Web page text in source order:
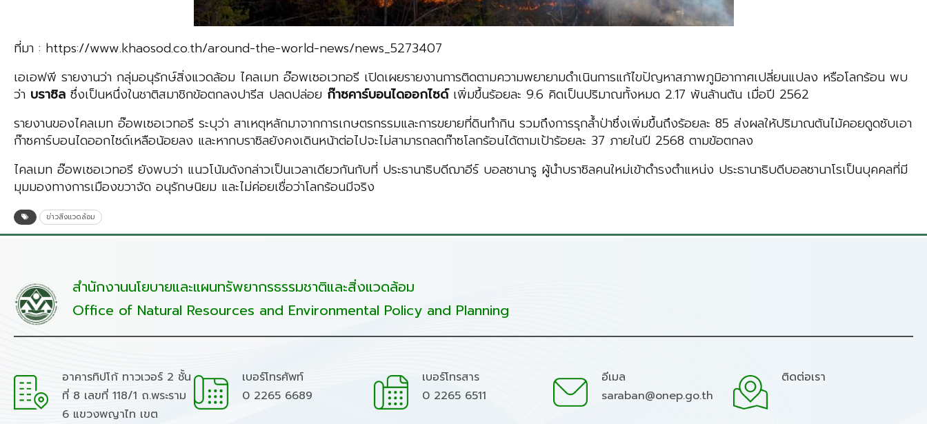
ที่มา : https://www.khaosod.co.th/around-the-world-news/news_5273407
เอเอฟพี รายงานว่า กลุ่มอนุรักษ์สิ่งแวดล้อม ไคลเมท อ๊อพเซอเวทอรี เปิดเผยรายงานการติดตามความพยายามดำเนินการแก้ไขปัญหาสภาพภูมิอากาศเปลี่ยนแปลง หรือโลกร้อน พบ
ว่า บราซิล ซึ่งเป็นหนึ่งในชาติสมาชิกข้อตกลงปารีส ปลดปล่อย ก๊าซคาร์บอนไดออกไซด์เพิ่มขึ้นร้อยละ 9.6 คิดเป็นปริมาณทั้งหมด 2.17 พันล้านตัน เมื่อปี 2562
รายงานของไคลเมท อ๊อพเซอเวทอรี ระบุว่า สาเหตุหลักมาจากการเกษตรกรรมและการขยายที่ดินทำกิน รวมถึงการรุกล้ำป่าซึ่งเพิ่มขึ้นถึงร้อยละ 85 ส่งผลให้ปริมาณต้นไม้คอยดูดซับเอา
ก๊าซคาร์บอนไดออกไซด์เหลือน้อยลง และหากบราซิลยังคงเดินหน้าต่อไปจะไม่สามารถลดก๊าซโลกร้อนได้ตามเป้าร้อยละ 37 ภายในปี 2568 ตามข้อตกลง
ไคลเมท อ๊อพเซอเวทอรี ยังพบว่า แนวโน้มดังกล่าวเป็นเวลาเดียวกันกับที่ ประธานาธิบดีฌาอีร์ บอลซานารู ผู้นำบราซิลคนใหม่เข้าดำรงตำแหน่ง ประธานาธิบดีบอลซานาโรเป็นบุคคลที่มี
มุมมองทางการเมืองขวาจัด อนุรักษนิยม และไม่ค่อยเชื่อว่าโลกร้อนมีจริง
ข่าวสิ่งแวดล้อม
สำนักงานนโยบายและแผนทรัพยากรธรรมชาติและสิ่งแวดล้อม
Office of Natural Resources and Environmental Policy and Planning
อาคารทิปโก้ ทาวเวอร์ 2 ชั้น
ที่ 8 เลขที่ 118/1 ถ.พระราม
6 แขวงพญาไท เขต
เบอร์โทรศัพท์
0 2265 6689
เบอร์โทรสาร
0 2265 6511
อีเมล
saraban@onep.go.th
ติดต่อเรา